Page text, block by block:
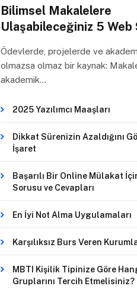
Bilimsel Makalelere
Ulaşabileceğiniz 5 Web
Ödevlerde, projelerde ve
olmazsa olmaz bir kaynak:
akademik…
2025 Yazılımcı Maaşları
Dikkat Sürenizin Azaldığını
İşaret
Başarılı Bir Online Mülakat
Sorusu ve Cevapları
En İyi Not Alma Uygulamaları
Karşılıksız Burs Veren
MBTI Kişilik Tipinize Göre
Gruplarını Tercih Etmelisiniz?